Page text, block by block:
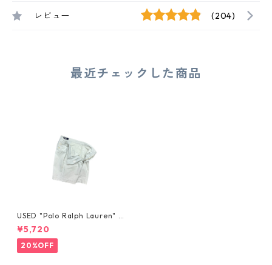
レビュー (204)
最近チェックした商品
USED "Polo Ralph Lauren" P
HILIP SHORTS
¥5,720
20%OFF